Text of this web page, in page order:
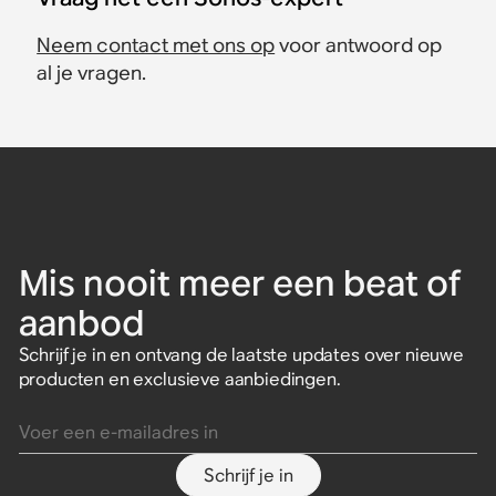
Neem contact met ons opvoor antwoord op
al je vragen.
Mis nooit meer een beat of
aanbod
Schrijf je in en ontvang de laatste updates over nieuwe
producten en exclusieve aanbiedingen.
Schrijf je in